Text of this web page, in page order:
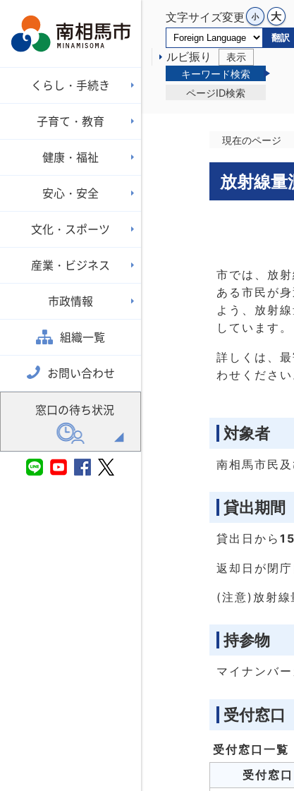
文字サイズ変更
翻訳
ルビ振り
表示
キーワード検索
ページID検索
くらし・手続き
子育て・教育
健康・福祉
安心・安全
文化・スポーツ
産業・ビジネス
市政情報
組織一覧
お問い合わせ
窓口の待ち状況
現在のページ
放射線
市では、放
ある市民が
よう、放射
しています。
詳しくは、
わせください
対象者
南相馬市民
貸出期間
貸出日から
返却日が閉
(注意)放射線
持参物
マイナンバ
受付窓口
受付窓口一覧
受付窓口